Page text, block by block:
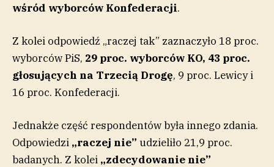
wśród wyborców Konfederacji.
Z kolei odpowiedź „raczej tak” zaznaczyło 18 proc.
wyborców PiS, 29 proc. wyborców KO, 43 proc.
głosujących na Trzecią Drogę, 9 proc. Lewicy i
16 proc. Konfederacji.
Jednakże część respondentów była innego zdania.
Odpowiedzi „raczej nie” udzieliło 21,9 proc.
badanych. Z kolei „zdecydowanie nie”